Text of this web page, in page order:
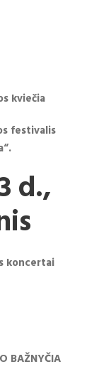
kviečia
festivalis
d.,
koncertai
BAŽNYČIA